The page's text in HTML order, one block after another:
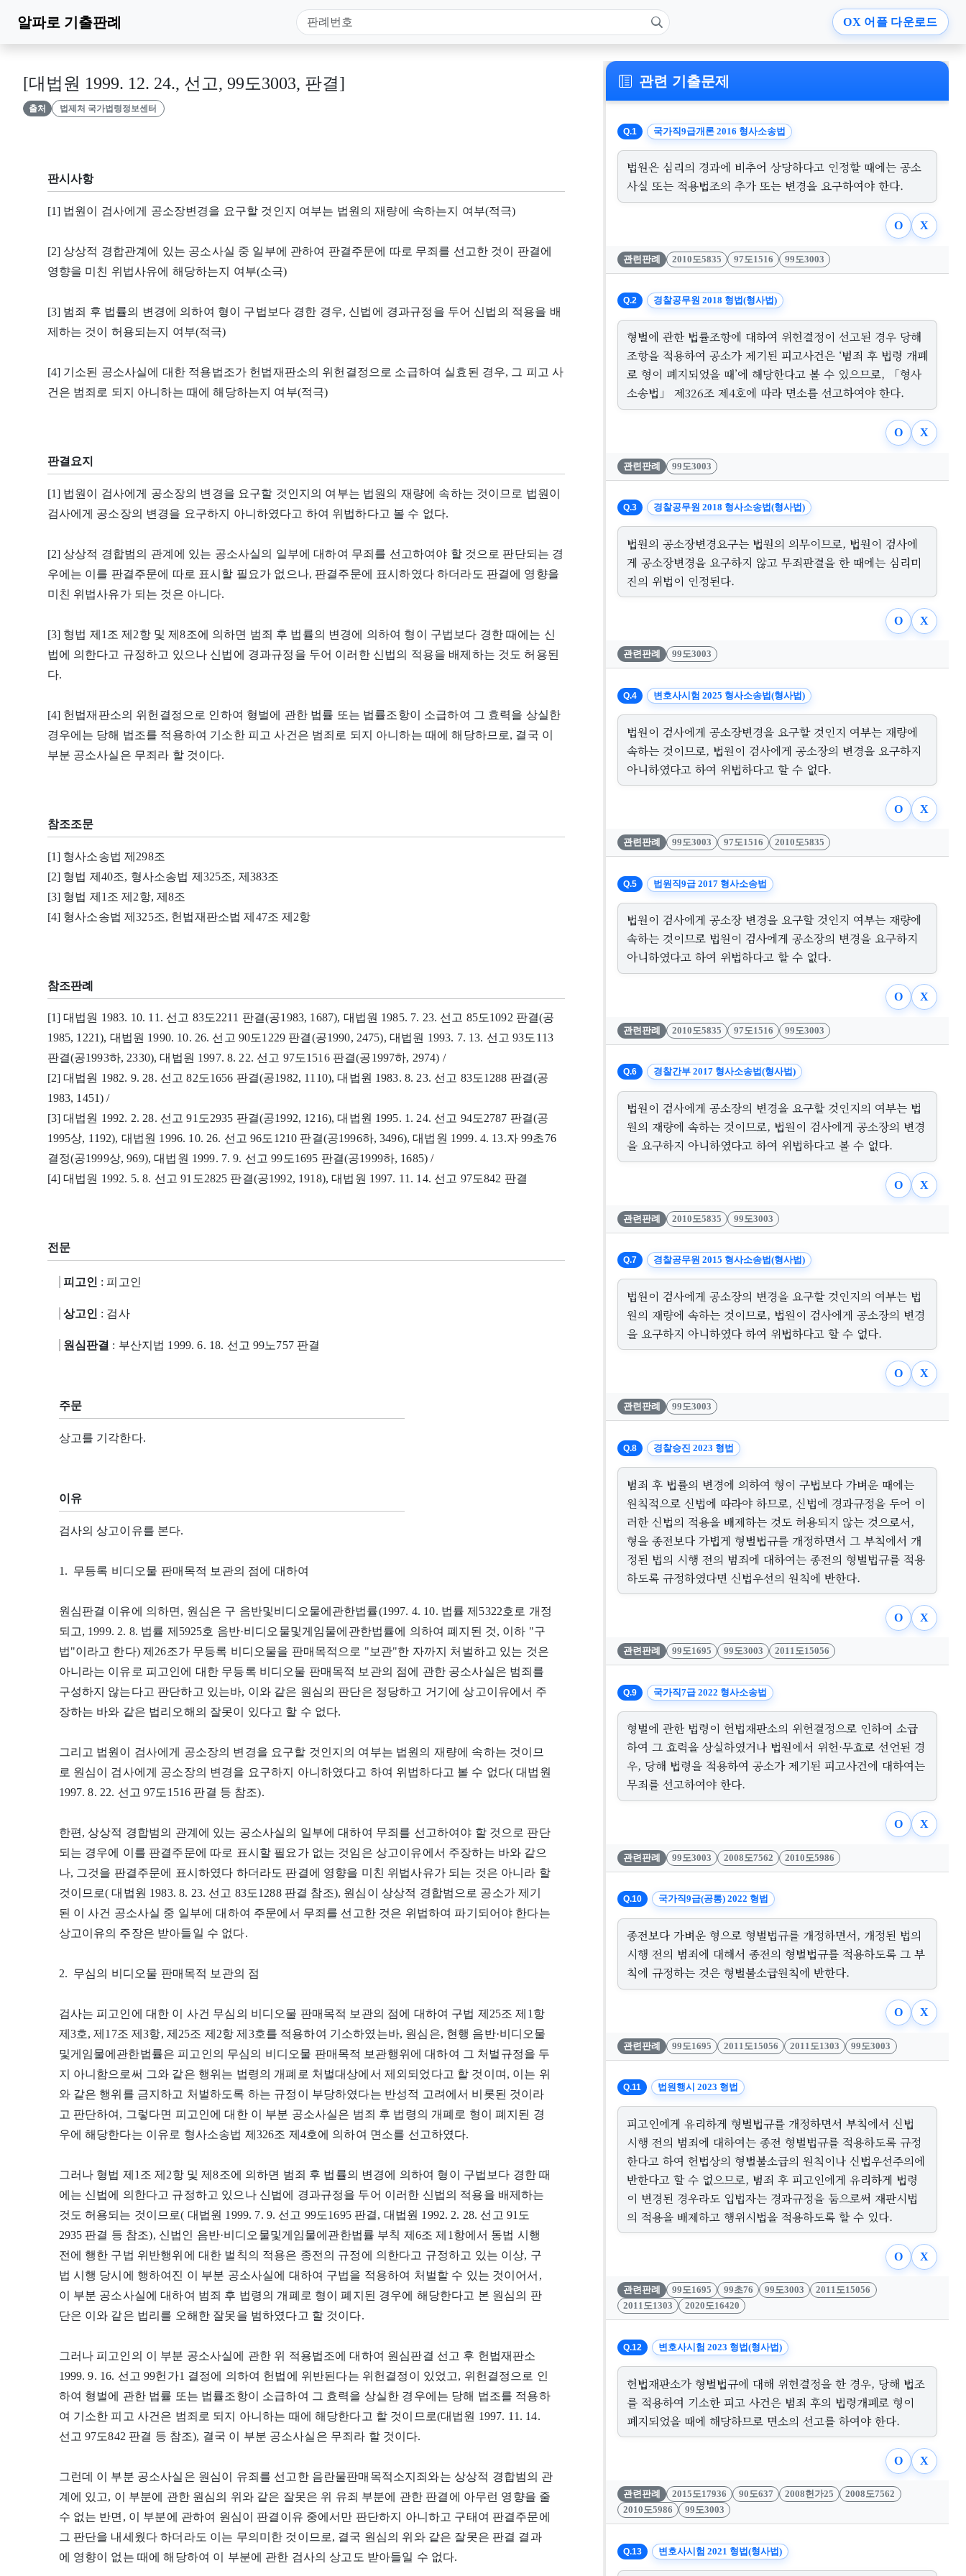
알파로 기출판례 OX 어플 다운로드
[대법원 1999. 12. 24., 선고, 99도3003, 판결]
출처 법제처 국가법령정보센터
판시사항
[1] 법원이 검사에게 공소장변경을 요구할 것인지 여부는 법원의 재량에 속하는지 여부(적극)
[2] 상상적 경합관계에 있는 공소사실 중 일부에 관하여 판결주문에 따로 무죄를 선고한 것이 판결에
영향을 미친 위법사유에 해당하는지 여부(소극)
[3] 범죄 후 법률의 변경에 의하여 형이 구법보다 경한 경우, 신법에 경과규정을 두어 신법의 적용을 배
제하는 것이 허용되는지 여부(적극)
[4] 기소된 공소사실에 대한 적용법조가 헌법재판소의 위헌결정으로 소급하여 실효된 경우, 그 피고 사
건은 범죄로 되지 아니하는 때에 해당하는지 여부(적극)
판결요지
[1] 법원이 검사에게 공소장의 변경을 요구할 것인지의 여부는 법원의 재량에 속하는 것이므로 법원이
검사에게 공소장의 변경을 요구하지 아니하였다고 하여 위법하다고 볼 수 없다.
[2] 상상적 경합범의 관계에 있는 공소사실의 일부에 대하여 무죄를 선고하여야 할 것으로 판단되는 경
우에는 이를 판결주문에 따로 표시할 필요가 없으나, 판결주문에 표시하였다 하더라도 판결에 영향을
미친 위법사유가 되는 것은 아니다.
[3] 형법 제1조 제2항 및 제8조에 의하면 범죄 후 법률의 변경에 의하여 형이 구법보다 경한 때에는 신
법에 의한다고 규정하고 있으나 신법에 경과규정을 두어 이러한 신법의 적용을 배제하는 것도 허용된
다.
[4] 헌법재판소의 위헌결정으로 인하여 형벌에 관한 법률 또는 법률조항이 소급하여 그 효력을 상실한
경우에는 당해 법조를 적용하여 기소한 피고 사건은 범죄로 되지 아니하는 때에 해당하므로, 결국 이
부분 공소사실은 무죄라 할 것이다.
참조조문
[1] 형사소송법 제298조
[2] 형법 제40조, 형사소송법 제325조, 제383조
[3] 형법 제1조 제2항, 제8조
[4] 형사소송법 제325조, 헌법재판소법 제47조 제2항
참조판례
[1] 대법원 1983. 10. 11. 선고 83도2211 판결(공1983, 1687), 대법원 1985. 7. 23. 선고 85도1092 판결(공
1985, 1221), 대법원 1990. 10. 26. 선고 90도1229 판결(공1990, 2475), 대법원 1993. 7. 13. 선고 93도113
판결(공1993하, 2330), 대법원 1997. 8. 22. 선고 97도1516 판결(공1997하, 2974) /
[2] 대법원 1982. 9. 28. 선고 82도1656 판결(공1982, 1110), 대법원 1983. 8. 23. 선고 83도1288 판결(공
1983, 1451) /
[3] 대법원 1992. 2. 28. 선고 91도2935 판결(공1992, 1216), 대법원 1995. 1. 24. 선고 94도2787 판결(공
1995상, 1192), 대법원 1996. 10. 26. 선고 96도1210 판결(공1996하, 3496), 대법원 1999. 4. 13.자 99초76
결정(공1999상, 969), 대법원 1999. 7. 9. 선고 99도1695 판결(공1999하, 1685) /
[4] 대법원 1992. 5. 8. 선고 91도2825 판결(공1992, 1918), 대법원 1997. 11. 14. 선고 97도842 판결
전문
피고인 : 피고인
상고인 : 검사
원심판결 : 부산지법 1999. 6. 18. 선고 99노757 판결
주문
상고를 기각한다.
이유
검사의 상고이유를 본다.
1. 무등록 비디오물 판매목적 보관의 점에 대하여
원심판결 이유에 의하면, 원심은 구 음반및비디오물에관한법률(1997. 4. 10. 법률 제5322호로 개정
되고, 1999. 2. 8. 법률 제5925호 음반·비디오물및게임물에관한법률에 의하여 폐지된 것, 이하 "구
법"이라고 한다) 제26조가 무등록 비디오물을 판매목적으로 "보관"한 자까지 처벌하고 있는 것은
아니라는 이유로 피고인에 대한 무등록 비디오물 판매목적 보관의 점에 관한 공소사실은 범죄를
구성하지 않는다고 판단하고 있는바, 이와 같은 원심의 판단은 정당하고 거기에 상고이유에서 주
장하는 바와 같은 법리오해의 잘못이 있다고 할 수 없다.
그리고 법원이 검사에게 공소장의 변경을 요구할 것인지의 여부는 법원의 재량에 속하는 것이므
로 원심이 검사에게 공소장의 변경을 요구하지 아니하였다고 하여 위법하다고 볼 수 없다( 대법원
1997. 8. 22. 선고 97도1516 판결 등 참조).
한편, 상상적 경합범의 관계에 있는 공소사실의 일부에 대하여 무죄를 선고하여야 할 것으로 판단
되는 경우에 이를 판결주문에 따로 표시할 필요가 없는 것임은 상고이유에서 주장하는 바와 같으
나, 그것을 판결주문에 표시하였다 하더라도 판결에 영향을 미친 위법사유가 되는 것은 아니라 할
것이므로( 대법원 1983. 8. 23. 선고 83도1288 판결 참조), 원심이 상상적 경합범으로 공소가 제기
된 이 사건 공소사실 중 일부에 대하여 주문에서 무죄를 선고한 것은 위법하여 파기되어야 한다는
상고이유의 주장은 받아들일 수 없다.
2. 무심의 비디오물 판매목적 보관의 점
검사는 피고인에 대한 이 사건 무심의 비디오물 판매목적 보관의 점에 대하여 구법 제25조 제1항
제3호, 제17조 제3항, 제25조 제2항 제3호를 적용하여 기소하였는바, 원심은, 현행 음반·비디오물
및게임물에관한법률은 피고인의 무심의 비디오물 판매목적 보관행위에 대하여 그 처벌규정을 두
지 아니함으로써 그와 같은 행위는 법령의 개폐로 처벌대상에서 제외되었다고 할 것이며, 이는 위
와 같은 행위를 금지하고 처벌하도록 하는 규정이 부당하였다는 반성적 고려에서 비롯된 것이라
고 판단하여, 그렇다면 피고인에 대한 이 부분 공소사실은 범죄 후 법령의 개폐로 형이 폐지된 경
우에 해당한다는 이유로 형사소송법 제326조 제4호에 의하여 면소를 선고하였다.
그러나 형법 제1조 제2항 및 제8조에 의하면 범죄 후 법률의 변경에 의하여 형이 구법보다 경한 때
에는 신법에 의한다고 규정하고 있으나 신법에 경과규정을 두어 이러한 신법의 적용을 배제하는
것도 허용되는 것이므로( 대법원 1999. 7. 9. 선고 99도1695 판결, 대법원 1992. 2. 28. 선고 91도
2935 판결 등 참조), 신법인 음반·비디오물및게임물에관한법률 부칙 제6조 제1항에서 동법 시행
전에 행한 구법 위반행위에 대한 벌칙의 적용은 종전의 규정에 의한다고 규정하고 있는 이상, 구
법 시행 당시에 행하여진 이 부분 공소사실에 대하여 구법을 적용하여 처벌할 수 있는 것이어서,
이 부분 공소사실에 대하여 범죄 후 법령의 개폐로 형이 폐지된 경우에 해당한다고 본 원심의 판
단은 이와 같은 법리를 오해한 잘못을 범하였다고 할 것이다.
그러나 피고인의 이 부분 공소사실에 관한 위 적용법조에 대하여 원심판결 선고 후 헌법재판소
1999. 9. 16. 선고 99헌가1 결정에 의하여 헌법에 위반된다는 위헌결정이 있었고, 위헌결정으로 인
하여 형벌에 관한 법률 또는 법률조항이 소급하여 그 효력을 상실한 경우에는 당해 법조를 적용하
여 기소한 피고 사건은 범죄로 되지 아니하는 때에 해당한다고 할 것이므로(대법원 1997. 11. 14.
선고 97도842 판결 등 참조), 결국 이 부분 공소사실은 무죄라 할 것이다.
그런데 이 부분 공소사실은 원심이 유죄를 선고한 음란물판매목적소지죄와는 상상적 경합범의 관
계에 있고, 이 부분에 관한 원심의 위와 같은 잘못은 위 유죄 부분에 관한 판결에 아무런 영향을 줄
수 없는 반면, 이 부분에 관하여 원심이 판결이유 중에서만 판단하지 아니하고 구태여 판결주문에
그 판단을 내세웠다 하더라도 이는 무의미한 것이므로, 결국 원심의 위와 같은 잘못은 판결 결과
에 영향이 없는 때에 해당하여 이 부분에 관한 검사의 상고도 받아들일 수 없다.
관련 기출문제
Q.1 국가직9급개론 2016 형사소송법
법원은 심리의 경과에 비추어 상당하다고 인정할 때에는 공소
사실 또는 적용법조의 추가 또는 변경을 요구하여야 한다.
O X
관련판례 2010도5835 97도1516 99도3003
Q.2 경찰공무원 2018 형법(형사법)
형벌에 관한 법률조항에 대하여 위헌결정이 선고된 경우 당해
조항을 적용하여 공소가 제기된 피고사건은 ‘범죄 후 법령 개폐
로 형이 폐지되었을 때’에 해당한다고 볼 수 있으므로, 「형사
소송법」 제326조 제4호에 따라 면소를 선고하여야 한다.
O X
관련판례 99도3003
Q.3 경찰공무원 2018 형사소송법(형사법)
법원의 공소장변경요구는 법원의 의무이므로, 법원이 검사에
게 공소장변경을 요구하지 않고 무죄판결을 한 때에는 심리미
진의 위법이 인정된다.
O X
관련판례 99도3003
Q.4 변호사시험 2025 형사소송법(형사법)
법원이 검사에게 공소장변경을 요구할 것인지 여부는 재량에
속하는 것이므로, 법원이 검사에게 공소장의 변경을 요구하지
아니하였다고 하여 위법하다고 할 수 없다.
O X
관련판례 99도3003 97도1516 2010도5835
Q.5 법원직9급 2017 형사소송법
법원이 검사에게 공소장 변경을 요구할 것인지 여부는 재량에
속하는 것이므로 법원이 검사에게 공소장의 변경을 요구하지
아니하였다고 하여 위법하다고 할 수 없다.
O X
관련판례 2010도5835 97도1516 99도3003
Q.6 경찰간부 2017 형사소송법(형사법)
법원이 검사에게 공소장의 변경을 요구할 것인지의 여부는 법
원의 재량에 속하는 것이므로, 법원이 검사에게 공소장의 변경
을 요구하지 아니하였다고 하여 위법하다고 볼 수 없다.
O X
관련판례 2010도5835 99도3003
Q.7 경찰공무원 2015 형사소송법(형사법)
법원이 검사에게 공소장의 변경을 요구할 것인지의 여부는 법
원의 재량에 속하는 것이므로, 법원이 검사에게 공소장의 변경
을 요구하지 아니하였다 하여 위법하다고 할 수 없다.
O X
관련판례 99도3003
Q.8 경찰승진 2023 형법
범죄 후 법률의 변경에 의하여 형이 구법보다 가벼운 때에는
원칙적으로 신법에 따라야 하므로, 신법에 경과규정을 두어 이
러한 신법의 적용을 배제하는 것도 허용되지 않는 것으로서,
형을 종전보다 가볍게 형벌법규를 개정하면서 그 부칙에서 개
정된 법의 시행 전의 범죄에 대하여는 종전의 형벌법규를 적용
하도록 규정하였다면 신법우선의 원칙에 반한다.
O X
관련판례 99도1695 99도3003 2011도15056
Q.9 국가직7급 2022 형사소송법
형벌에 관한 법령이 헌법재판소의 위헌결정으로 인하여 소급
하여 그 효력을 상실하였거나 법원에서 위헌·무효로 선언된 경
우, 당해 법령을 적용하여 공소가 제기된 피고사건에 대하여는
무죄를 선고하여야 한다.
O X
관련판례 99도3003 2008도7562 2010도5986
Q.10 국가직9급(공통) 2022 형법
종전보다 가벼운 형으로 형벌법규를 개정하면서, 개정된 법의
시행 전의 범죄에 대해서 종전의 형벌법규를 적용하도록 그 부
칙에 규정하는 것은 형벌불소급원칙에 반한다.
O X
관련판례 99도1695 2011도15056 2011도1303 99도3003
Q.11 법원행시 2023 형법
피고인에게 유리하게 형벌법규를 개정하면서 부칙에서 신법
시행 전의 범죄에 대하여는 종전 형벌법규를 적용하도록 규정
한다고 하여 헌법상의 형벌불소급의 원칙이나 신법우선주의에
반한다고 할 수 없으므로, 범죄 후 피고인에게 유리하게 법령
이 변경된 경우라도 입법자는 경과규정을 둠으로써 재판시법
의 적용을 배제하고 행위시법을 적용하도록 할 수 있다.
O X
관련판례 99도1695 99초76 99도3003
2011도15056
2011도1303
2020도16420
Q.12 변호사시험 2023 형법(형사법)
헌법재판소가 형벌법규에 대해 위헌결정을 한 경우, 당해 법조
를 적용하여 기소한 피고 사건은 범죄 후의 법령개폐로 형이
폐지되었을 때에 해당하므로 면소의 선고를 하여야 한다.
O X
관련판례 2015도17936 90도637 2008헌가25
2008도7562
2010도5986
99도3003
Q.13 변호사시험 2021 형법(형사법)